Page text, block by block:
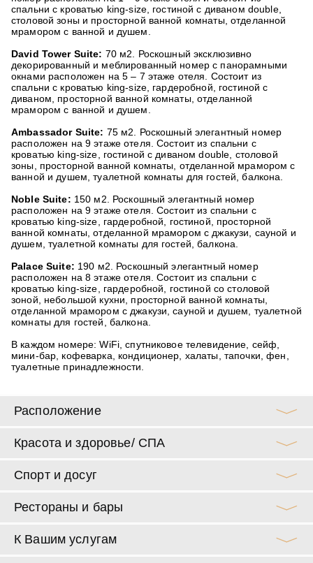
спальни с кроватью king-size, гостиной с диваном double,
столовой зоны и просторной ванной комнаты, отделанной
мрамором с ванной и душем.
David Tower Suite: 70 м2. Роскошный эксклюзивно
декорированный и меблированный номер с панорамными
окнами расположен на 5 – 7 этаже отеля. Состоит из
спальни с кроватью king-size, гардеробной, гостиной с
диваном, просторной ванной комнаты, отделанной
мрамором с ванной и душем.
Ambassador Suite: 75 м2. Роскошный элегантный номер
расположен на 9 этаже отеля. Состоит из спальни с
кроватью king-size, гостиной с диваном double, столовой
зоны, просторной ванной комнаты, отделанной мрамором с
ванной и душем, туалетной комнаты для гостей, балкона.
Noble Suite: 150 м2. Роскошный элегантный номер
расположен на 9 этаже отеля. Состоит из спальни с
кроватью king-size, гардеробной, гостиной, просторной
ванной комнаты, отделанной мрамором с джакузи, сауной и
душем, туалетной комнаты для гостей, балкона.
Palace Suite: 190 м2. Роскошный элегантный номер
расположен на 8 этаже отеля. Состоит из спальни с
кроватью king-size, гардеробной, гостиной со столовой
зоной, небольшой кухни, просторной ванной комнаты,
отделанной мрамором с джакузи, сауной и душем, туалетной
комнаты для гостей, балкона.
В каждом номере: WiFi, спутниковое телевидение, сейф,
мини-бар, кофеварка, кондиционер, халаты, тапочки, фен,
туалетные принадлежности.
Расположение
Красота и здоровье/ СПА
Спорт и досуг
Рестораны и бары
К Вашим услугам